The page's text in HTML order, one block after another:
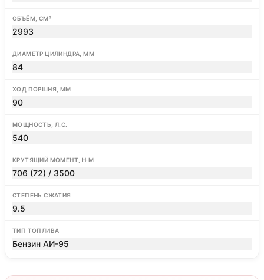
ОБЪЁМ, СМ³
2993
ДИАМЕТР ЦИЛИНДРА, ММ
84
ХОД ПОРШНЯ, ММ
90
МОЩНОСТЬ, Л.С.
540
КРУТЯЩИЙ МОМЕНТ, Н·М
706 (72) / 3500
СТЕПЕНЬ СЖАТИЯ
9.5
ТИП ТОПЛИВА
Бензин АИ-95